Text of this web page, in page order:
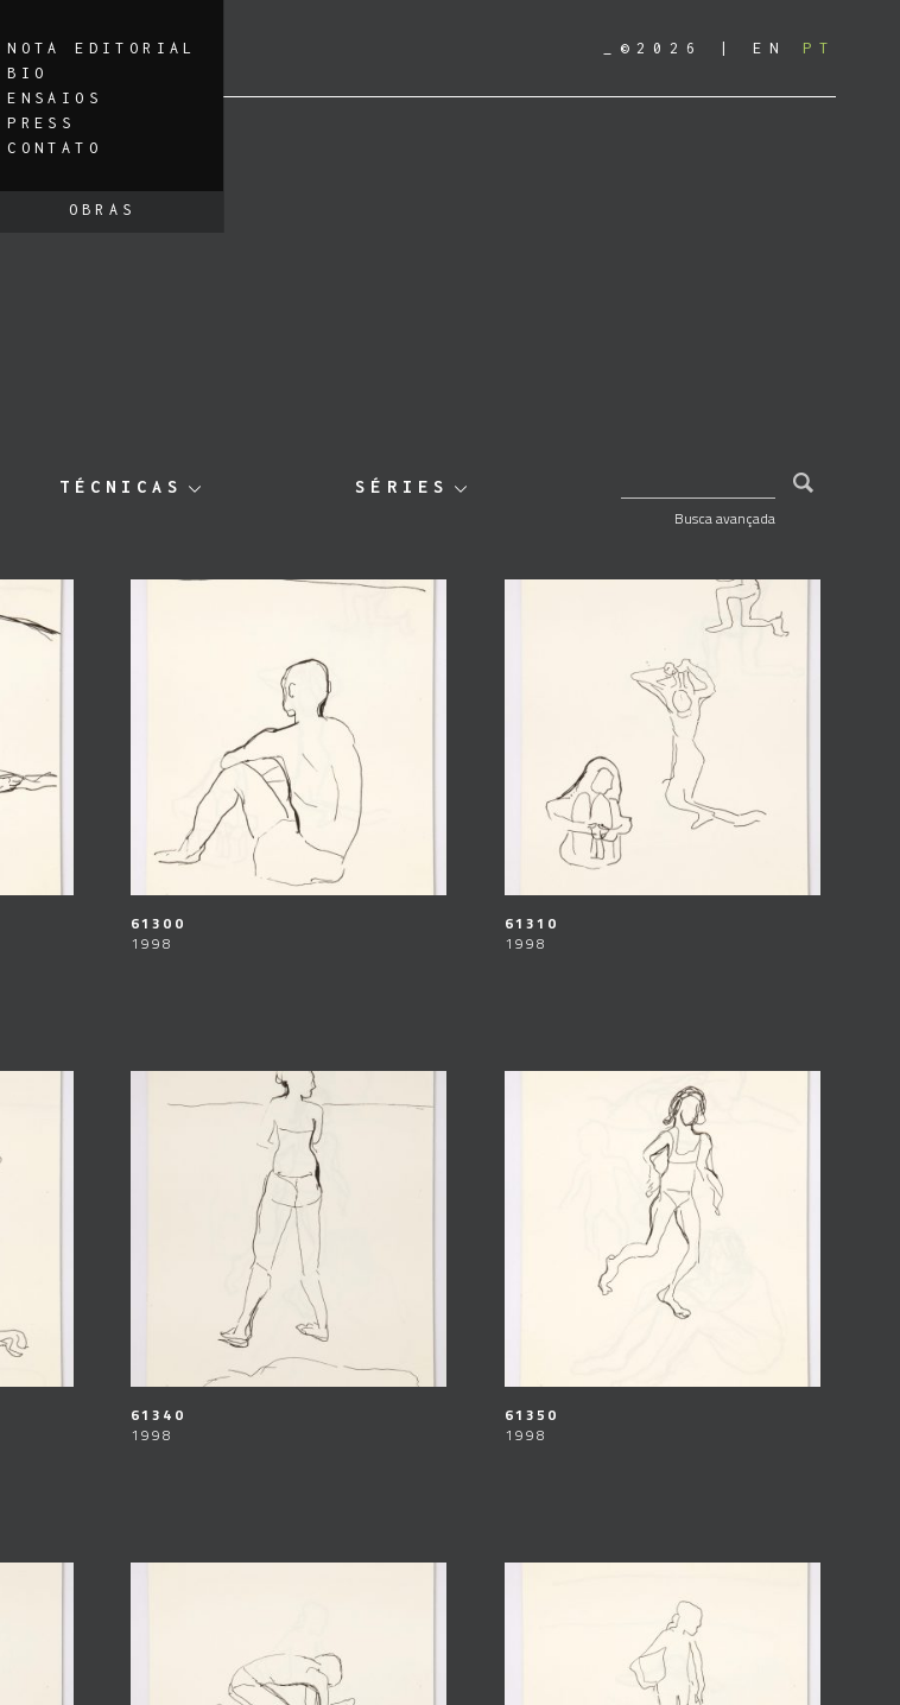
NOTA EDITORIAL
BIO
ENSAIOS
PRESS
CONTATO
OBRAS
_©2026 EN PT
TÉCNICAS SÉRIES
Busca avançada
61300
1998
61310
1998
61340
1998
61350
1998